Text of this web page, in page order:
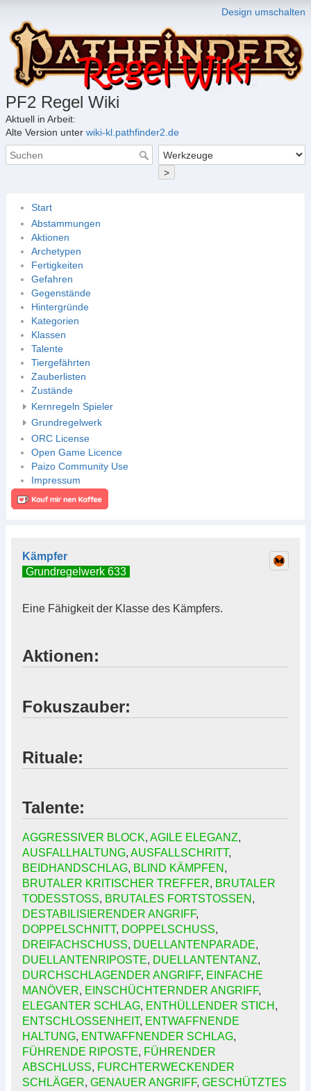
Design umschalten
PF2 Regel Wiki
Aktuell in Arbeit:
Alte Version unter wiki-kl.pathfinder2.de
>
Start
Abstammungen
Aktionen
Archetypen
Fertigkeiten
Gefahren
Gegenstände
Hintergründe
Kategorien
Klassen
Talente
Tiergefährten
Zauberlisten
Zustände
Kernregeln Spieler
Grundregelwerk
ORC License
Open Game Licence
Paizo Community Use
Impressum
Kämpfer
Grundregelwerk 633
Eine Fähigkeit der Klasse des Kämpfers.
Aktionen:
Fokuszauber:
Rituale:
Talente:
AGGRESSIVER BLOCK, AGILE ELEGANZ,
AUSFALLHALTUNG, AUSFALLSCHRITT,
BEIDHANDSCHLAG, BLIND KÄMPFEN ,
BRUTALER KRITISCHER TREFFER, BRUTALER
TODESSTOSS, BRUTALES FORTSTOSSEN ,
DESTABILISIERENDER ANGRIFF,
DOPPELSCHNITT, DOPPELSCHUSS,
DREIFACHSCHUSS, DUELLANTENPARADE,
DUELLANTENRIPOSTE, DUELLANTENTANZ,
DURCHSCHLAGENDER ANGRIFF, EINFACHE
MANÖVER, EINSCHÜCHTERNDER ANGRIFF,
ELEGANTER SCHLAG, ENTHÜLLENDER STICH ,
ENTSCHLOSSENHEIT, ENTWAFFNENDE
HALTUNG, ENTWAFFNENDER SCHLAG,
FÜHRENDE RIPOSTE, FÜHRENDER
ABSCHLUSS, FURCHTERWECKENDER
SCHLÄGER, GENAUER ANGRIFF, GESCHÜTZTES